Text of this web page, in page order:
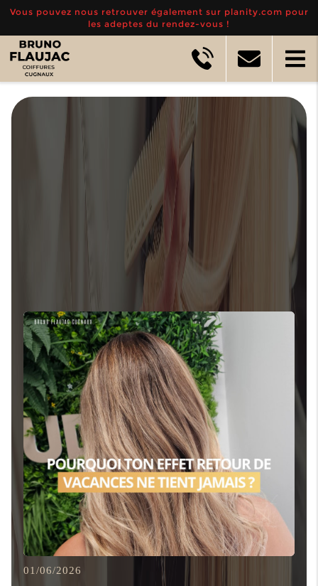
Vous pouvez nous retrouver également sur planity.com pour
les adeptes du rendez-vous !
Actualités
01/06/2026